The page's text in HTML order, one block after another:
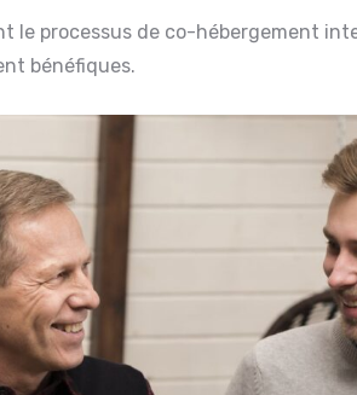
le processus de co-hébergement
bénéfiques.